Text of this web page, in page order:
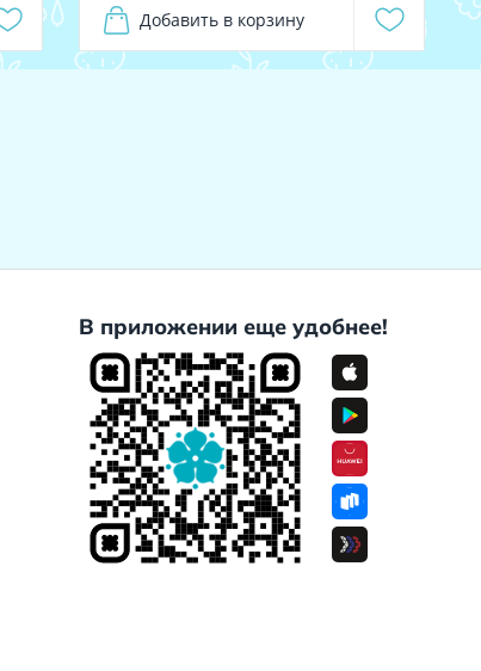
Добавить в корзину
В приложении еще удобнее!